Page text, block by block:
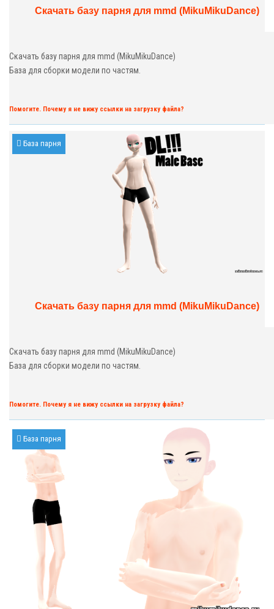
Скачать базу парня для mmd (MikuMikuDance)
Скачать базу парня для mmd (MikuMikuDance)
База для сборки модели по частям.
Помогите. Почему я не вижу ссылки на загрузку файла?
База парня
Скачать базу парня для mmd (MikuMikuDance)
Скачать базу парня для mmd (MikuMikuDance)
База для сборки модели по частям.
Помогите. Почему я не вижу ссылки на загрузку файла?
База парня